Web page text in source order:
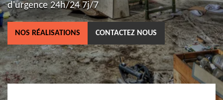
d'urgence 24h/24 7j/7
NOS RÉALISATIONS CONTACTEZ NOUS